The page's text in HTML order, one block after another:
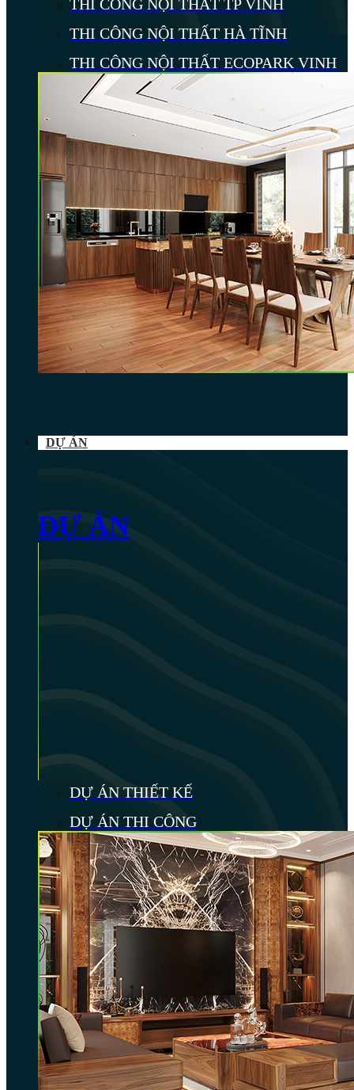
THI CÔNG NỘI THẤT TP VINH
THI CÔNG NỘI THẤT HÀ TĨNH
THI CÔNG NỘI THẤT ECOPARK VINH
DỰ ÁN
DỰ ÁN
DỰ ÁN THIẾT KẾ
DỰ ÁN THI CÔNG